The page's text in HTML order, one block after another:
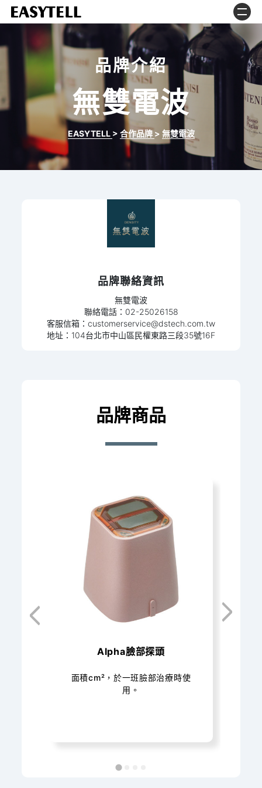
品牌介紹
無雙電波
EASYTELL > 合作品牌 > 無雙電波
品牌聯絡資訊
無雙電波
聯絡電話：02-25026158
客服信箱： customerservice@dstech.com.tw
地址：104台北市中山區民權東路三段35號16F
品牌商品
Alpha臉部探頭
面積cm²，於一班臉部治療時使
用。